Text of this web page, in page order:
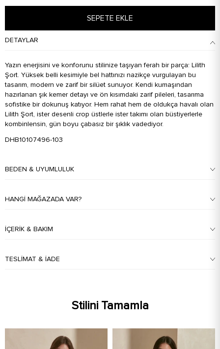
SEPETE EKLE
DETAYLAR
Yazın enerjisini ve konforunu stilinize taşıyan ferah bir parça: Lilith
Şort. Yüksek belli kesimiyle bel hattınızı nazikçe vurgulayan bu
tasarım, modern ve zarif bir silüet sunuyor. Kendi kumaşından
hazırlanan şık kemer detayı ve ön kısımdaki zarif pileleri, tasarıma
sofistike bir dokunuş katıyor. Hem rahat hem de oldukça havalı olan
Lilith Şort, ister desenli crop üstlerle ister takımı olan büstiyerlerle
kombinlensin, gün boyu çabasız bir şıklık vadediyor.
DHB10107496-103
BEDEN & UYUMLULUK
HANGI MAĞAZADA VAR?
İÇERIK & BAKIM
TESLIMAT & İADE
Stilini Tamamla